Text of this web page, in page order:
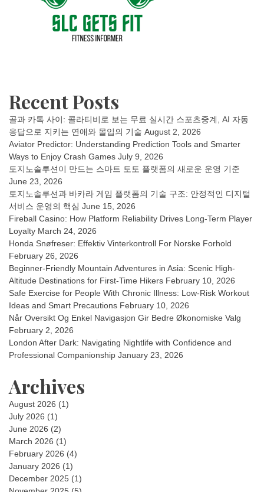
Recent Posts
골과 카톡 사이: 콜라티비로 보는 무료 실시간 스포츠중계, AI 자동
응답으로 지키는 연애와 몰입의 기술 August 2, 2026
Aviator Predictor: Understanding Prediction Tools and Smarter
Ways to Enjoy Crash Games July 9, 2026
토지노솔루션이 만드는 스마트 토토 플랫폼의 새로운 운영 기준
June 23, 2026
토지노솔루션과 바카라 게임 플랫폼의 기술 구조: 안정적인 디지털
서비스 운영의 핵심 June 15, 2026
Fireball Casino: How Platform Reliability Drives Long-Term Player
Loyalty March 24, 2026
Honda Snøfreser: Effektiv Vinterkontroll For Norske Forhold
February 26, 2026
Beginner-Friendly Mountain Adventures in Asia: Scenic High-
Altitude Destinations for First-Time Hikers February 10, 2026
Safe Exercise for People With Chronic Illness: Low-Risk Workout
Ideas and Smart Precautions February 10, 2026
Når Oversikt Og Enkel Navigasjon Gir Bedre Økonomiske Valg
February 2, 2026
London After Dark: Navigating Nightlife with Confidence and
Professional Companionship January 23, 2026
Archives
August 2026 (1)
July 2026 (1)
June 2026 (2)
March 2026 (1)
February 2026 (4)
January 2026 (1)
December 2025 (1)